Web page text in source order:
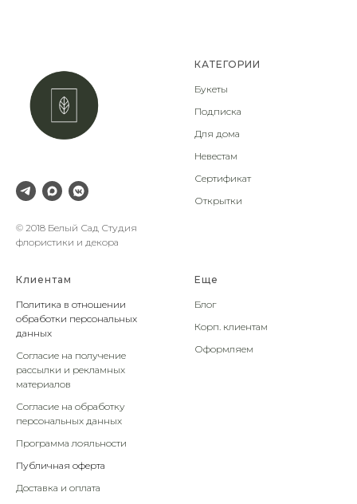
© 2018 Белый Сад Студия
флористики и декора
КАТЕГОРИИ
Букеты
Подписка
Для дома
Невестам
Сертификат
Открытки
Клиентам
Политика в отношении
обработки персональных
данных
Согласие на получение
рассылки и рекламных
материалов
Согласие на обработку
персональных данных
Программа лояльности
Публичная оферта
Доставка и оплата
Еще
Блог
Корп. клиентам
Оформляем